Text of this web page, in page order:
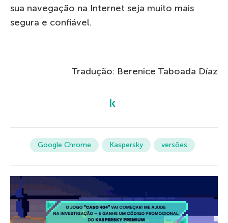
sua navegação na Internet seja muito mais
segura e confiável.
Tradução: Berenice Taboada Díaz
Google Chrome Kaspersky versões